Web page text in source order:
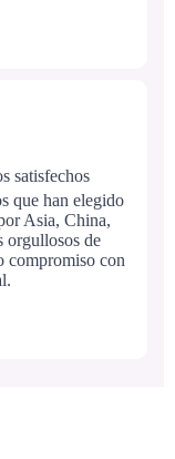
satisfechos
que han elegido
Asia, China,
orgullosos de
compromiso con